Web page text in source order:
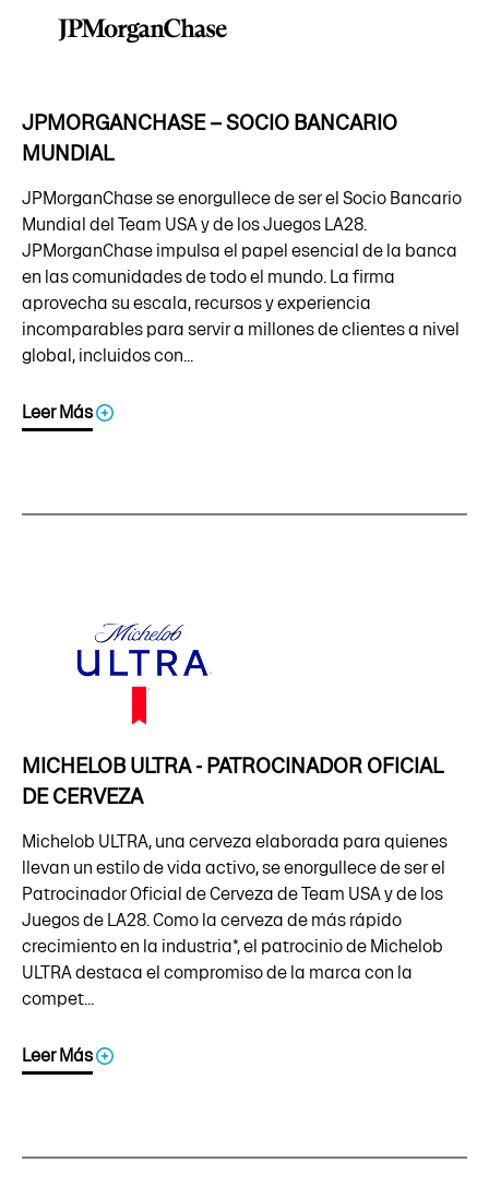
JPMORGANCHASE – SOCIO BANCARIO
MUNDIAL
JPMorganChase se enorgullece de ser el Socio Bancario
Mundial del Team USA y de los Juegos LA28.
JPMorganChase impulsa el papel esencial de la banca
en las comunidades de todo el mundo. La firma
aprovecha su escala, recursos y experiencia
incomparables para servir a millones de clientes a nivel
global, incluidos con...
Leer Más
MICHELOB ULTRA - PATROCINADOR OFICIAL
DE CERVEZA
Michelob ULTRA, una cerveza elaborada para quienes
llevan un estilo de vida activo, se enorgullece de ser el
Patrocinador Oficial de Cerveza de Team USA y de los
Juegos de LA28. Como la cerveza de más rápido
crecimiento en la industria*, el patrocinio de Michelob
ULTRA destaca el compromiso de la marca con la
compet...
Leer Más